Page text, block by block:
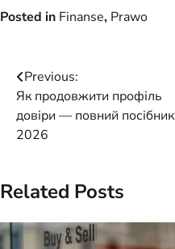
Posted in Finanse, Prawo
Post
navigation
Previous:
Як продовжити профіль
довіри — повний посібник
2026
Related Posts